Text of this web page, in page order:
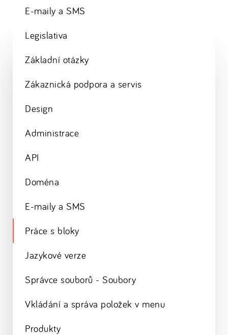
E-maily a SMS
Legislativa
Základní otázky
Zákaznická podpora a servis
Design
Administrace
API
Doména
E-maily a SMS
Práce s bloky
Jazykové verze
Správce souborů - Soubory
Vkládání a správa položek v menu
Produkty